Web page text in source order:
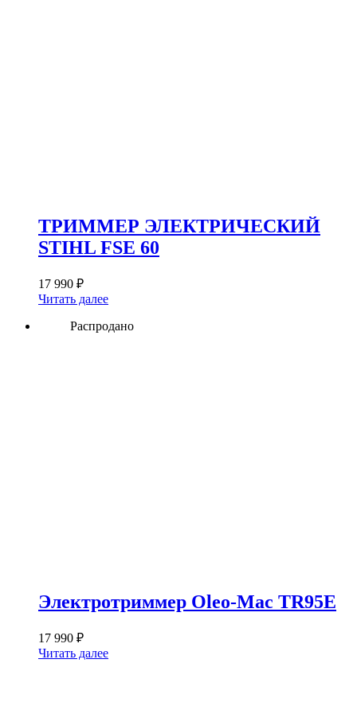
ТРИММЕР ЭЛЕКТРИЧЕСКИЙ
STIHL FSE 60
17 990 ₽
Читать далее
Распродано
Электротриммер Oleo-Mac TR95E
17 990 ₽
Читать далее